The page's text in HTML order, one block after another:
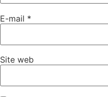
E-mail *
Site web